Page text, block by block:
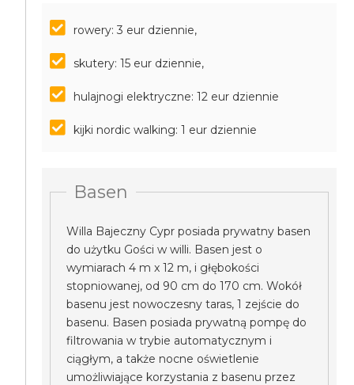
rowery: 3 eur dziennie,
skutery: 15 eur dziennie,
hulajnogi elektryczne: 12 eur dziennie
kijki nordic walking: 1 eur dziennie
Basen
Willa Bajeczny Cypr posiada prywatny basen
do użytku Gości w willi. Basen jest o
wymiarach 4 m x 12 m, i głębokości
stopniowanej, od 90 cm do 170 cm. Wokół
basenu jest nowoczesny taras, 1 zejście do
basenu. Basen posiada prywatną pompę do
filtrowania w trybie automatycznym i
ciągłym, a także nocne oświetlenie
umożliwiające korzystania z basenu przez